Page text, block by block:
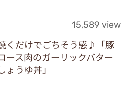
15,589 view
くだけでごちそう感♪「豚
ース肉のガーリックバター
しょうゆ丼」